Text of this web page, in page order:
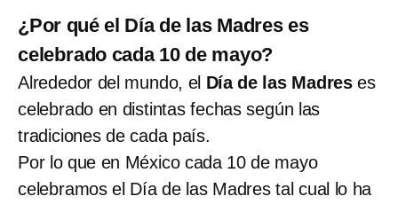
¿Por qué el Día de las Madres es
celebrado cada 10 de mayo?
Alrededor del mundo, el Día de las Madreses
celebrado en distintas fechas según las
tradiciones de cada país.
Por lo que en México cada 10 de mayo
celebramos el Día de las Madres tal cual lo ha